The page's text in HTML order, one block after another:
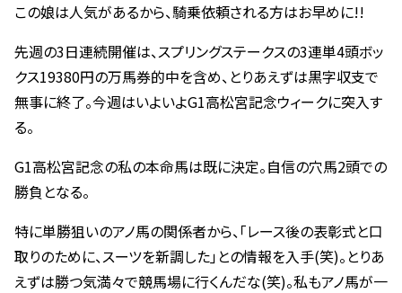
この娘は人気があるから、騎乗依頼される方はお早めに!!
先週の3日連続開催は、スプリングステークスの3連単4頭ボッ
クス19380円の万馬券的中を含め、とりあえずは黒字収支で
無事に終了。今週はいよいよG1高松宮記念ウィークに突入す
る。
G1高松宮記念の私の本命馬は既に決定。自信の穴馬2頭での
勝負となる。
特に単勝狙いのアノ馬の関係者から、｢レース後の表彰式と口
取りのために、スーツを新調した｣との情報を入手(笑)。とりあ
えずは勝つ気満々で競馬場に行くんだな(笑)。私もアノ馬が一